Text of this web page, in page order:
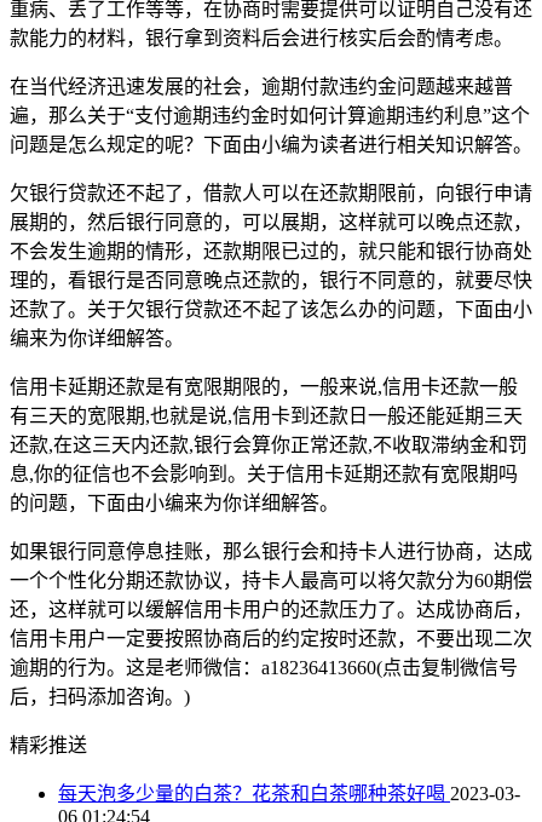
重病、丢了工作等等，在协商时需要提供可以证明自己没有还
款能力的材料，银行拿到资料后会进行核实后会酌情考虑。
在当代经济迅速发展的社会，逾期付款违约金问题越来越普
遍，那么关于“支付逾期违约金时如何计算逾期违约利息”这个
问题是怎么规定的呢？下面由小编为读者进行相关知识解答。
欠银行贷款还不起了，借款人可以在还款期限前，向银行申请
展期的，然后银行同意的，可以展期，这样就可以晚点还款，
不会发生逾期的情形，还款期限已过的，就只能和银行协商处
理的，看银行是否同意晚点还款的，银行不同意的，就要尽快
还款了。关于欠银行贷款还不起了该怎么办的问题，下面由小
编来为你详细解答。
信用卡延期还款是有宽限期限的，一般来说,信用卡还款一般
有三天的宽限期,也就是说,信用卡到还款日一般还能延期三天
还款,在这三天内还款,银行会算你正常还款,不收取滞纳金和罚
息,你的征信也不会影响到。关于信用卡延期还款有宽限期吗
的问题，下面由小编来为你详细解答。
如果银行同意停息挂账，那么银行会和持卡人进行协商，达成
一个个性化分期还款协议，持卡人最高可以将欠款分为60期偿
还，这样就可以缓解信用卡用户的还款压力了。达成协商后，
信用卡用户一定要按照协商后的约定按时还款，不要出现二次
逾期的行为。这是老师微信：a18236413660(点击复制微信号
后，扫码添加咨询。)
精彩推送
每天泡多少量的白茶？花茶和白茶哪种茶好喝 2023-03-
06 01:24:54